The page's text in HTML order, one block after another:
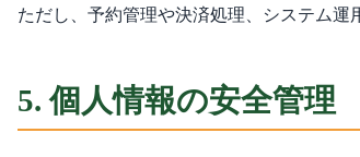
ただし、予約管理や決済処理、システム運
5. 個人情報の安全管理